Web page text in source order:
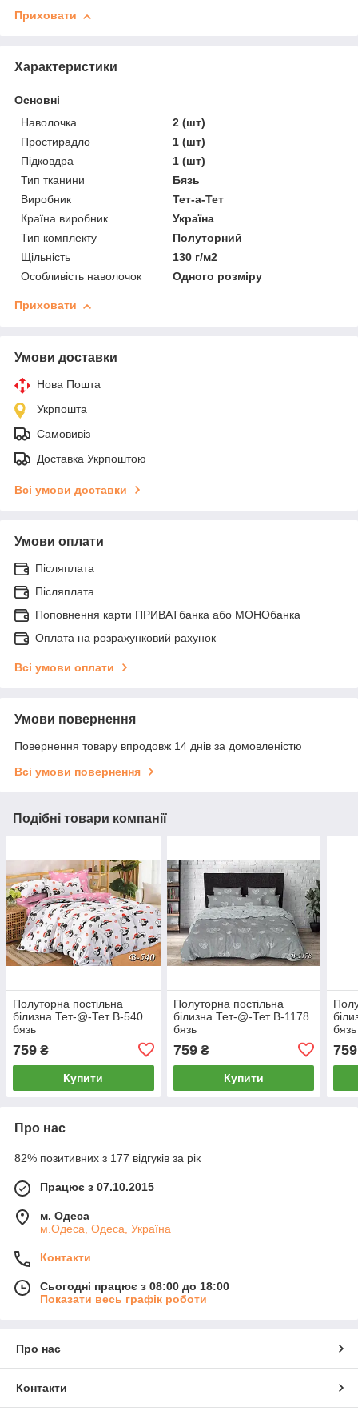
Приховати
Характеристики
Основні
Наволочка
2 (шт)
Простирадло
1 (шт)
Підковдра
1 (шт)
Тип тканини
Бязь
Виробник
Тет-а-Тет
Країна виробник
Україна
Тип комплекту
Полуторний
Щільність
130 г/м2
Особливість наволочок
Одного розміру
Приховати
Умови доставки
Нова Пошта
Укрпошта
Самовивіз
Доставка Укрпоштою
Всі умови доставки
Умови оплати
Післяплата
Післяплата
Поповнення карти ПРИВАТбанка або МОНОбанка
Оплата на розрахунковий рахунок
Всі умови оплати
Умови повернення
Повернення товару впродовж 14 днів за домовленістю
Всі умови повернення
Подібні товари компанії
Полуторна постільна
білизна Тет-@-Тет В-540
бязь
759 ₴
Купити
Полуторна постільна
білизна Тет-@-Тет В-1178
бязь
759₴
Купити
бязь
759
Про нас
82% позитивних з 177 відгуків за рік
Працює з 07.10.2015
м. Одеса
м.Одеса, Одеса, Україна
Контакти
Сьогодні працює з 08:00 до 18:00
Показати весь графік роботи
Про нас
Контакти